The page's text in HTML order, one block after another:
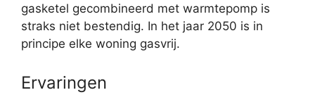
gasketel gecombineerd met warmtepomp is
straks niet bestendig. In het jaar 2050 is in
principe elke woning gasvrij.
Ervaringen